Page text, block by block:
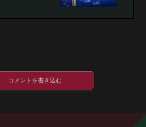
コメントを書き込む